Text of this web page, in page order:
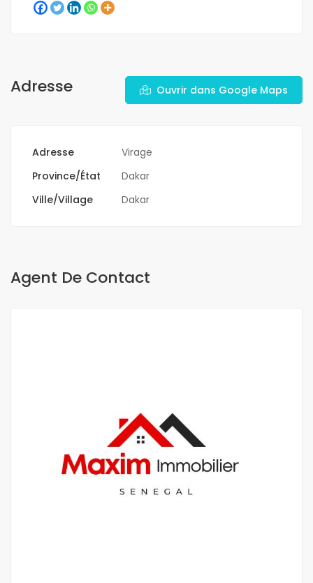
Adresse Ouvrir dans Google Maps
Adresse
Virage
Province/État
Dakar
Ville/Village
Dakar
Agent De Contact